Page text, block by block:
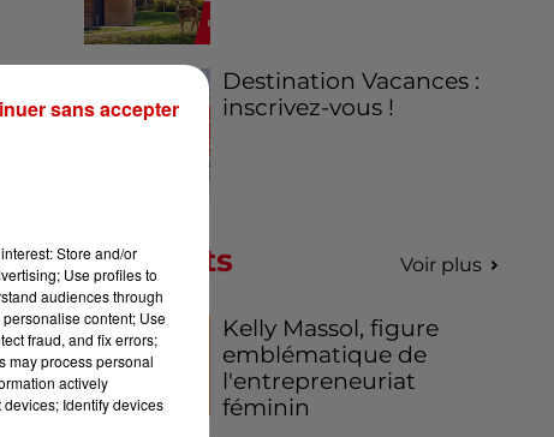
l'a
Destination Vacances :
inscrivez-vous !
Podcasts Voir plus
Kelly Massol, figure
emblématique de
l'entrepreneuriat
féminin
Store and/or
Use profiles to
audiences through
content; Use
fraud, and fix errors;
may process personal
actively
Identify devices
sans accepter